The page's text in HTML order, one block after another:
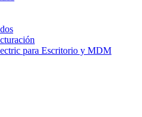
para Escritorio y MDM